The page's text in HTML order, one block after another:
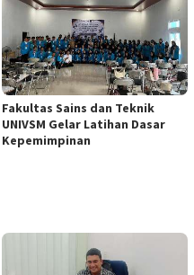
Fakultas Sains dan Teknik
UNIVSM Gelar Latihan Dasar
Kepemimpinan